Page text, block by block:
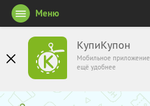
КупиКупон
Мобильное приложение
ещё удобнее
Меню